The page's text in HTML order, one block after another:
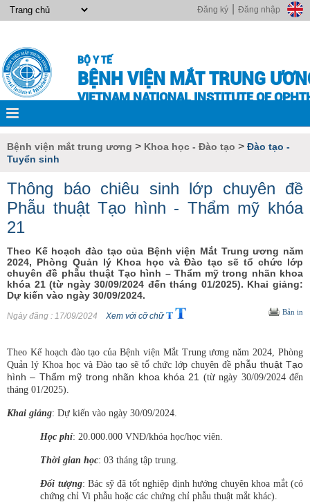
Đăng nhập
Đăng ký
BỘ Y TẾ
BỆNH VIỆN MẮT TRUNG
VIETNAM NATIONAL INSTITUTE OF
Bệnh viện mắt trung ương > Khoa học - Đào tạo > Đào tạo -
Tuyển sinh
Thông báo chiêu sinh lớp chuyên đề
Phẫu thuật Tạo hình - Thẩm mỹ khóa
21
Theo Kế hoạch đào tạo của Bệnh viện Mắt Trung ương năm
2024, Phòng Quản lý Khoa học và Đào tạo sẽ tổ chức lớp
chuyên đề phẫu thuật Tạo hình – Thẩm mỹ trong nhãn khoa
khóa 21 (từ ngày 30/09/2024 đến tháng 01/2025). Khai giảng:
Dự kiến vào ngày 30/09/2024.
Ngày đăng : 17/09/2024 Xem với cỡ chữ Bản in
Theo Kế hoạch đào tạo của Bệnh viện Mắt Trung ương năm 2024, Phòng
Quản lý Khoa học và Đào tạo sẽ tổ chức lớp chuyên đề phẫu thuật Tạo
hình – Thẩm mỹ trong nhãn khoa khóa 21 (từ ngày 30/09/2024 đến
tháng 01/2025).
Khai giảng: Dự kiến vào ngày 30/09/2024.
Học phí: 20.000.000 VNĐ/khóa học/học viên.
Thời gian học: 03 tháng tập trung.
Đối tượng: Bác sỹ đã tốt nghiệp định hướng chuyên khoa mắt (có
chứng chỉ Vi phẫu hoặc các chứng chỉ phẫu thuật mắt khác).